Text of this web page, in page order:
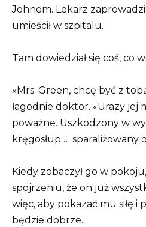
Johnem. Lekarz
umieścił w szpitalu.
Tam dowiedział się coś, co
«Mrs. Green, chcę być z
łagodnie doktor. «Urazy jej
poważne. Uszkodzony w
kręgosłup … sparaliżowany
Kiedy zobaczył go w
spojrzeniu, że on już
więc, aby pokazać mu siłę i
będzie dobrze.